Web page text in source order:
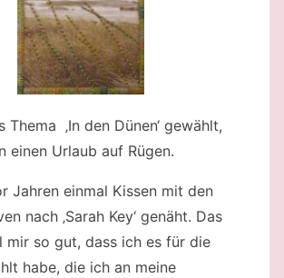
Thema ‚In den Dünen‘ gewählt,
einen Urlaub auf Rügen.
Jahren einmal Kissen mit den
nach ‚Sarah Key‘ genäht. Das
mir so gut, dass ich es für die
habe, die ich an meine